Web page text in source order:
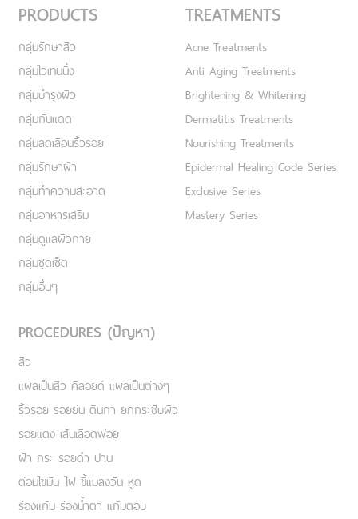
PRODUCTS
กลุ่มรักษาสิว
กลุ่มไวเทนนิ่ง
กลุ่มบำรุงผิว
กลุ่มกันแดด
กลุ่มลดเลือนริ้วรอย
กลุ่มรักษาฝ้า
กลุ่มทำความสะอาด
กลุ่มอาหารเสริม
กลุ่มดูแลผิวกาย
กลุ่มชุดเซ็ต
กลุ่มอื่นๆ
TREATMENTS
Acne Treatments
Anti Aging Treatments
Brightening & Whitening
Dermatitis Treatments
Nourishing Treatments
Epidermal Healing Code Series
Exclusive Series
Mastery Series
PROCEDURES (ปัญหา)
สิว
แผลเป็นสิว คีลอยด์ แผลเป็นต่างๆ
ริ้วรอย รอยย่น ตีนกา ยกกระชับผิว
รอยแดง เส้นเลือดฟอย
ฝ้า กระ รอยดำ ปาน
ต่อมไขมัน ไฝ ขี้แมลงวัน หูด
ร่องแก้ม ร่องน้ำตา แก้มตอบ